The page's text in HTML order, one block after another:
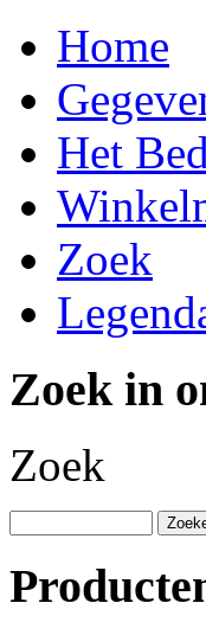
Home
Het
Zoek
Zoek in
Zoek